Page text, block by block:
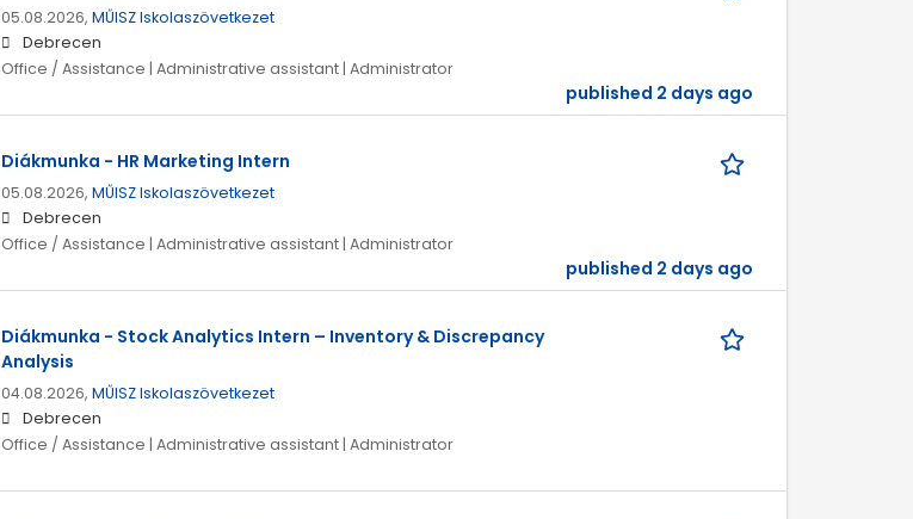
05.08.2026, MŰISZ Iskolaszövetkezet
Debrecen
Office / Assistance | Administrative assistant | Administrator
published 2 days ago
Diákmunka - HR Marketing Intern
05.08.2026, MŰISZ Iskolaszövetkezet
Debrecen
Office / Assistance | Administrative assistant | Administrator
published 2 days ago
Diákmunka - Stock Analytics Intern – Inventory & Discrepancy
Analysis
04.08.2026, MŰISZ Iskolaszövetkezet
Debrecen
Office / Assistance | Administrative assistant | Administrator